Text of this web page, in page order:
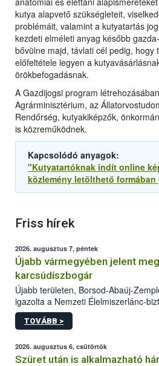
kutya alapvető szükségleteit,
problémáit, valamint a kutyatartás
kezdeti elméleti anyag később
bővülne majd, távlati cél pedig, hogy
előfeltétele legyen a
örökbefogadásnak.
A Gazdijogsi program
Agrárminisztérium, az
Rendőrség, kutyakiképzők,
is közreműködnek.
Kapcsolódó anyagok:
"Kutyatartóknak indít online
közlemény letölthető formában
Friss hírek
2026. augusztus 7, péntek
Újabb vármegyében jelent
karcsúdíszbogár
Újabb területen, Borsod-Abaúj-
igazolta a Nemzeti Élelmiszerlánc-
kőrisrontó karcsúdíszbogár (Agrilus
kártevőt nem csak színcsapdában
az intenzív felderítést, emellett az
hatósággal is összehangolják a
TOVÁBB >
2026. augusztus 6, csütörtök
Szüret után is alkalmazható